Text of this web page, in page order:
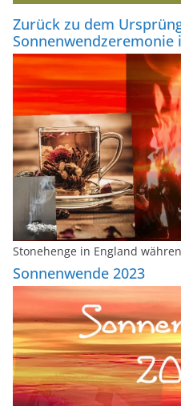
-
m
a
Zurück zu dem
Sonnenwendzeremonie
Stonehenge in England
Sonnenwende 2023